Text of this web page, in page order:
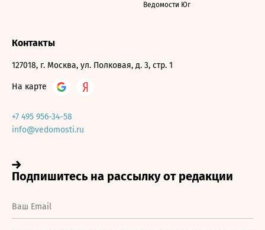
Ведомости Юг
Контакты
127018, г. Москва, ул. Полковая, д. 3, стр. 1
На карте
+7 495 956-34-58
info@vedomosti.ru